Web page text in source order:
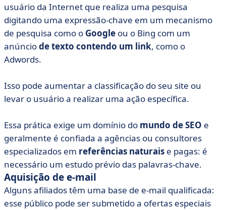
usuário da Internet que realiza uma pesquisa
digitando uma expressão-chave em um mecanismo
de pesquisa como o Google ou o Bing com um
anúnciode texto contendo um link, como o
Adwords.
Isso pode aumentar a classificação do seu site ou
levar o usuário a realizar uma ação específica.
Essa prática exige um domínio do mundo de SEO e
geralmente é confiada a agências ou consultores
especializados em referências naturais e pagas: é
necessário um estudo prévio das palavras-chave.
Aquisição de e-mail
Alguns afiliados têm uma base de e-mail qualificada:
esse público pode ser submetido a ofertas especiais